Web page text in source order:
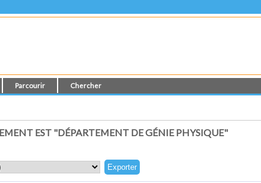
Parcourir Chercher
EST "DÉPARTEMENT DE GÉNIE PHYSIQUE"